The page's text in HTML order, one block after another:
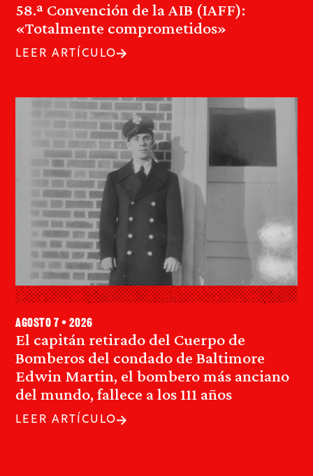
58.ª Convención de la AIB (IAFF):
«Totalmente comprometidos»
LEER ARTÍCULO
El capitán retirado del Cuerpo de
Bomberos del condado de Baltimore
Edwin Martin, el bombero más anciano
del mundo, fallece a los 111 años
agosto 7 • 2026
LEER ARTÍCULO